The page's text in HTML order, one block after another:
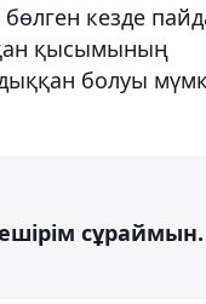
кезде
қан қысымының
болуы
сұраймын.